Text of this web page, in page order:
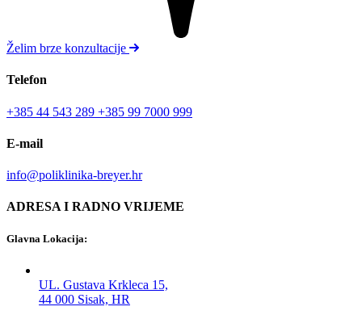
Želim brze konzultacije
Telefon
+385 44 543 289 +385 99 7000 999
E-mail
info@poliklinika-breyer.hr
ADRESA I RADNO VRIJEME
Glavna Lokacija:
UL. Gustava Krkleca 15,
44 000 Sisak, HR